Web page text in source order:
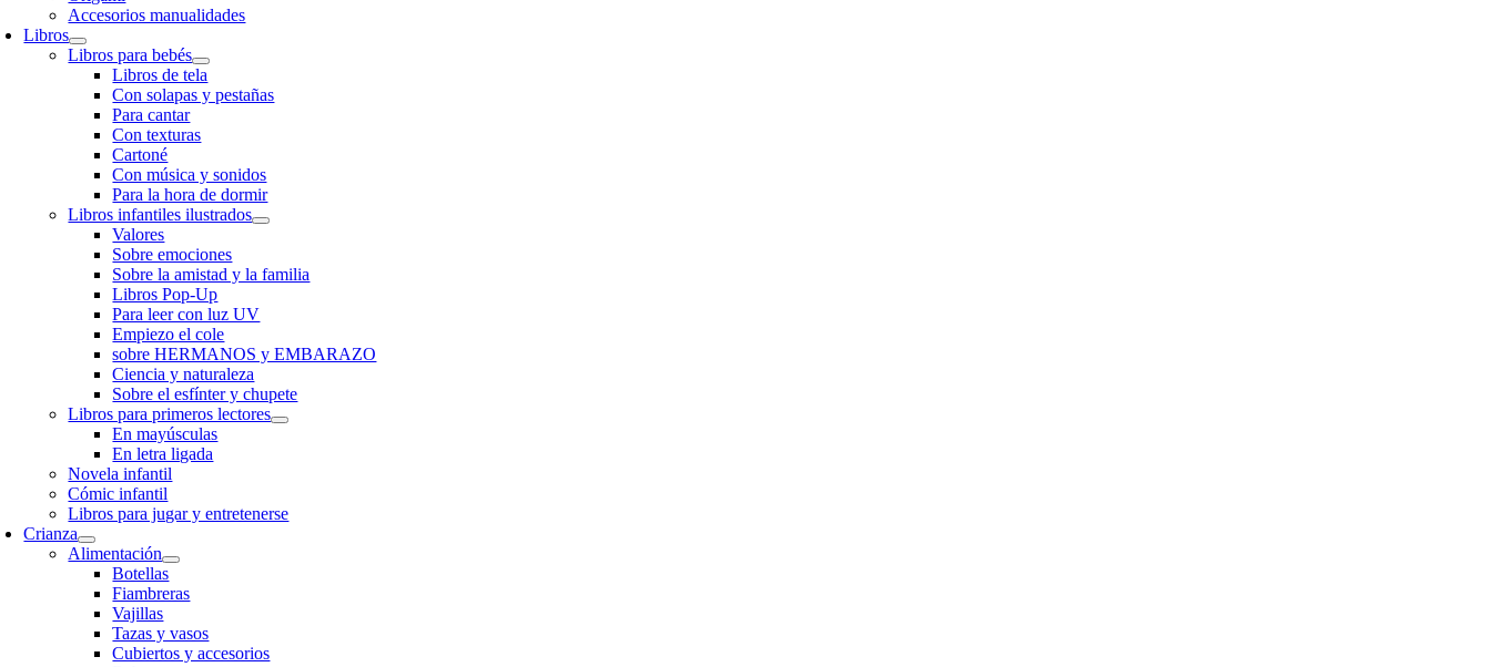
Accesorios manualidades
Libros
Libros para bebés
Libros de tela
Con solapas y pestañas
Para cantar
Con texturas
Cartoné
Con música y sonidos
Para la hora de dormir
Libros infantiles ilustrados
Valores
Sobre emociones
Sobre la amistad y la familia
Libros Pop-Up
Para leer con luz UV
Empiezo el cole
sobre HERMANOS y EMBARAZO
Ciencia y naturaleza
Sobre el esfínter y chupete
Libros para primeros lectores
En mayúsculas
En letra ligada
Novela infantil
Cómic infantil
Libros para jugar y entretenerse
Crianza
Alimentación
Botellas
Fiambreras
Vajillas
Tazas y vasos
Cubiertos y accesorios